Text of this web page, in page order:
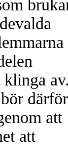
klinga
därför
att
att